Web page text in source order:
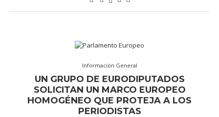
Información General
UN GRUPO DE EURODIPUTADOS
SOLICITAN UN MARCO EUROPEO
HOMOGÉNEO QUE PROTEJA A LOS
PERIODISTAS